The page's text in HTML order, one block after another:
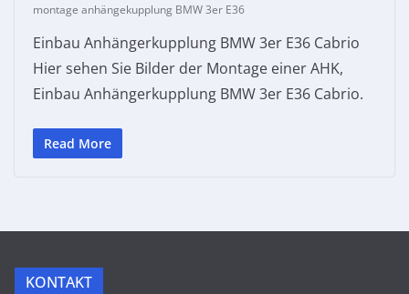
montage anhängekupplung BMW 3er E36
Einbau Anhängerkupplung BMW 3er E36 Cabrio
Hier sehen Sie Bilder der Montage einer AHK,
Einbau Anhängerkupplung BMW 3er E36 Cabrio.
Read More
KONTAKT